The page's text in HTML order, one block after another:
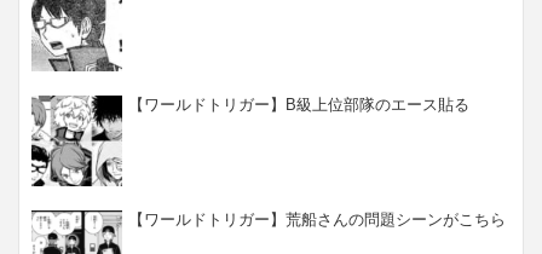
【ワールドトリガー】B級上位部隊のエース貼る
【ワールドトリガー】荒船さんの問題シーンがこちら